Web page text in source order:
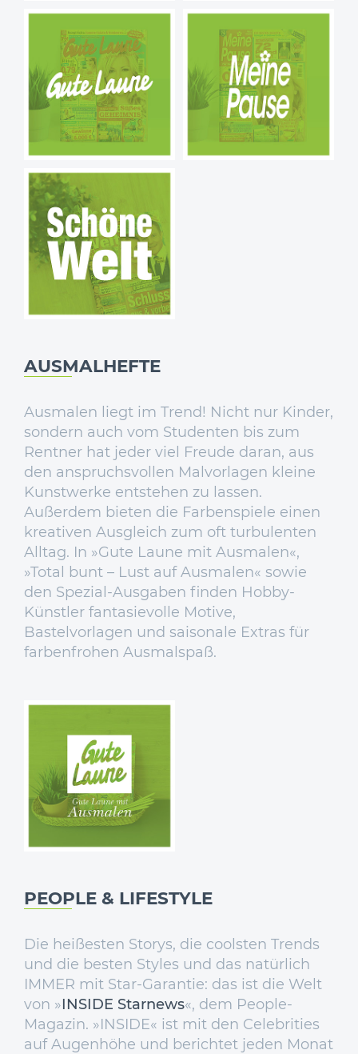
AUSMALHEFTE
Ausmalen liegt im Trend! Nicht nur Kinder,
sondern auch vom Studenten bis zum
Rentner hat jeder viel Freude daran, aus
den anspruchsvollen Malvorlagen kleine
Kunstwerke entstehen zu lassen.
Außerdem bieten die Farbenspiele einen
kreativen Ausgleich zum oft turbulenten
Alltag. In »Gute Laune mit Ausmalen«,
»Total bunt – Lust auf Ausmalen« sowie
den Spezial-Ausgaben finden Hobby-
Künstler fantasievolle Motive,
Bastelvorlagen und saisonale Extras für
farbenfrohen Ausmalspaß.
PEOPLE & LIFESTYLE
Die heißesten Storys, die coolsten Trends
und die besten Styles und das natürlich
IMMER mit Star-Garantie: das ist die Welt
von »INSIDE Starnews«, dem People-
Magazin. »INSIDE« ist mit den Celebrities
auf Augenhöhe und berichtet jeden Monat